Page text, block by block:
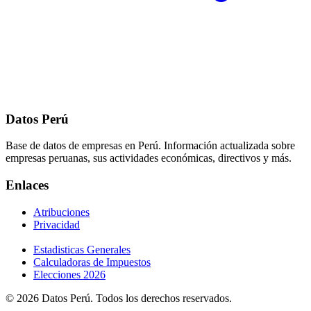
Datos Perú
Base de datos de empresas en Perú. Información actualizada sobre
empresas peruanas, sus actividades económicas, directivos y más.
Enlaces
Atribuciones
Privacidad
Estadisticas Generales
Calculadoras de Impuestos
Elecciones 2026
© 2026 Datos Perú. Todos los derechos reservados.